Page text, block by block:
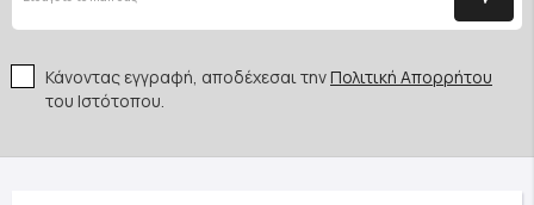
Κάνοντας εγγραφή, αποδέχεσαι τηνΠολιτική Απορρήτου
του Ιστότοπου.